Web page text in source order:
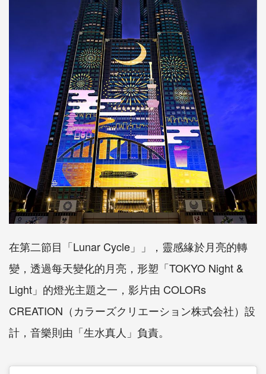
在第二節目「Lunar Cycle」」，靈感緣於月亮的轉
變，透過每天變化的月亮，形塑「TOKYO Night &
Light」的燈光主題之一，影片由 COLORs
CREATION（カラーズクリエーション株式会社）設
計，音樂則由「生水真人」負責。